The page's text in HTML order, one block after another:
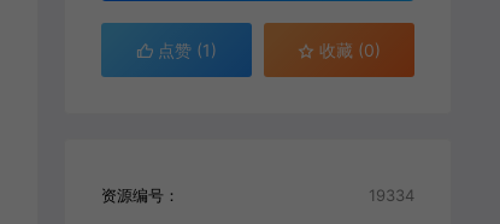
点赞 (1) 收藏 (0)
资源编号： 19334